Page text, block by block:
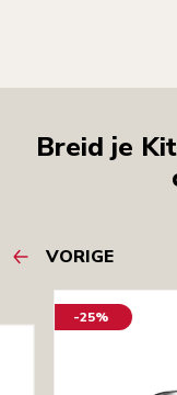
Breid je
VORIGE
-25%